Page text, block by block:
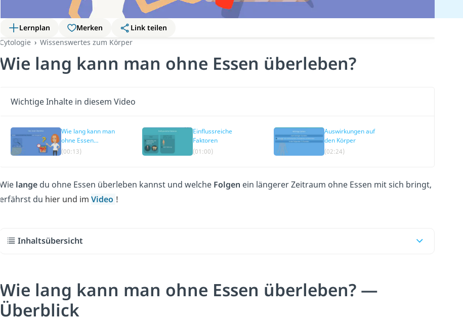
Lernplan Merken
Link teilen
Cytologie
Wissenswertes zum Körper
Wie lang kann man ohne Essen überleben?
Wichtige Inhalte in diesem Video
Wie lang kann man
ohne Essen
überleben? —
(00:13)
Einflussreiche
Faktoren
(01:00)
Auswirkungen auf
den Körper
(02:24)
Wie lange du ohne Essen überleben kannst und welche Folgen ein längerer Zeitraum ohne Essen mit sich bringt,
erfährst du hier und im Video !
Inhaltsübersicht
Wie lang kann man ohne Essen überleben? —
Überblick